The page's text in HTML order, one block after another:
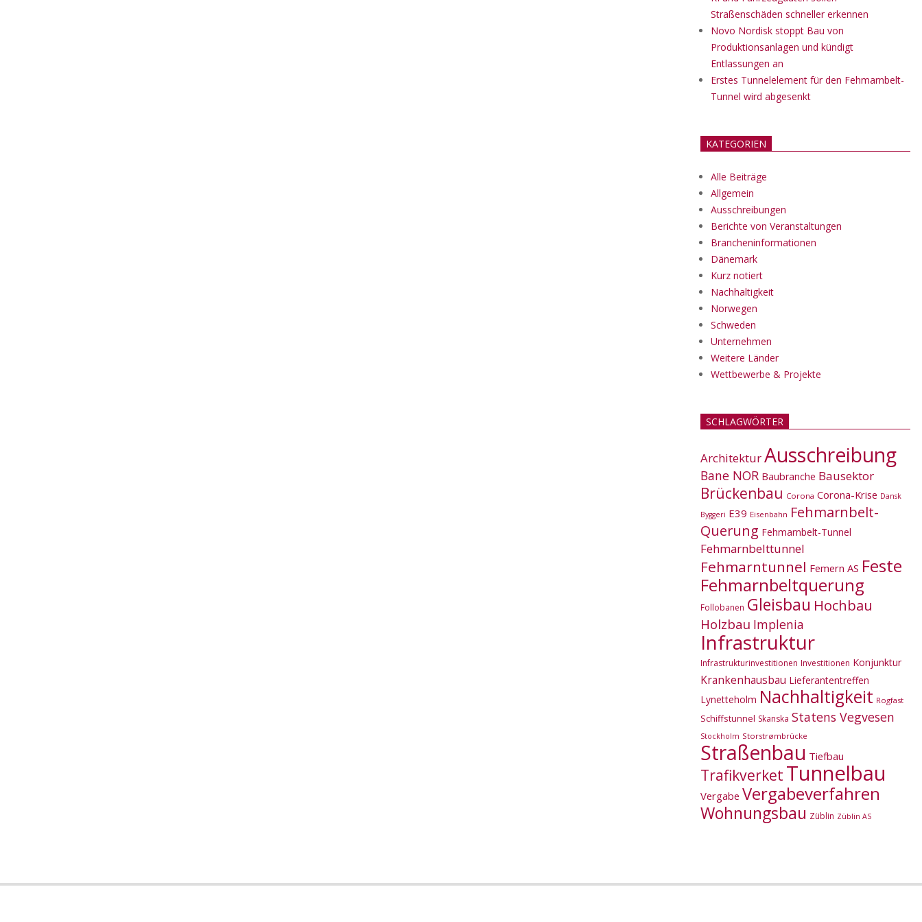
Straßenschäden schneller erkennen
Novo Nordisk stoppt Bau von
Produktionsanlagen und kündigt
Entlassungen an
Erstes Tunnelelement für den Fehmarnbelt-
Tunnel wird abgesenkt
KATEGORIEN
Alle Beiträge
Allgemein
Ausschreibungen
Berichte von Veranstaltungen
Brancheninformationen
Dänemark
Kurz notiert
Nachhaltigkeit
Norwegen
Schweden
Unternehmen
Weitere Länder
Wettbewerbe & Projekte
SCHLAGWÖRTER
ArchitekturAusschreibung
Bane NOR Baubranche Bausektor
Brückenbau Corona Corona-Krise Dansk
Byggeri E39 Eisenbahn Fehmarnbelt-
Querung Fehmarnbelt-Tunnel
Fehmarnbelttunnel
Fehmarntunnel Femern AS Feste
Fehmarnbeltquerung
Follobanen Gleisbau Hochbau
Holzbau Implenia
Infrastruktur
Infrastrukturinvestitionen Investitionen Konjunktur
Krankenhausbau Lieferantentreffen
Lynetteholm Nachhaltigkeit Rogfast
Schiffstunnel Skanska Statens Vegvesen
Stockholm Storstrømbrücke
Straßenbau Tiefbau
Trafikverket Tunnelbau
Vergabe Vergabeverfahren
Wohnungsbau Züblin Züblin AS